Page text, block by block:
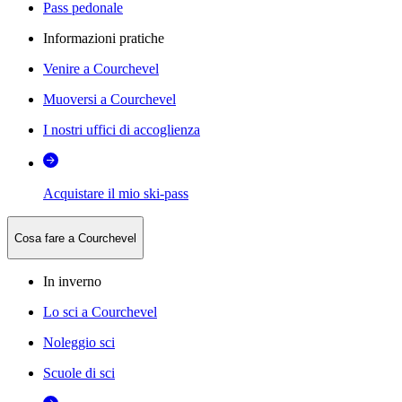
Pass pedonale
Informazioni pratiche
Venire a Courchevel
Muoversi a Courchevel
I nostri uffici di accoglienza
Acquistare il mio ski-pass
Cosa fare a Courchevel
In inverno
Lo sci a Courchevel
Noleggio sci
Scuole di sci